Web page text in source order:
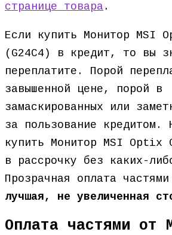
странице товара .
Если купить Монитор MSI
(G24C4) в кредит, то вы
переплатите. Порой
завышенной цене, порой в
замаскированных или
за пользование кредитом.
купить Монитор MSI Optix
в рассрочку без каких-
Прозрачная оплата
лучшая, не увеличенная
Оплата частями от